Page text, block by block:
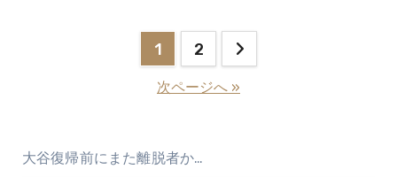
ペ
1 2
次ページへ »
大谷復帰前にまた離脱者か…